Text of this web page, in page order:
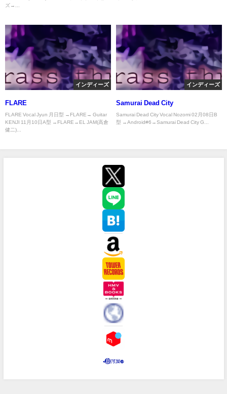
ズ→...
インディーズ
FLARE
FLARE Vocal Jyun 月日型 →FLARE→ Guitar
KENJI 11月10日A型 →FLARE→EL JAM(高倉
健二)...
インディーズ
Samurai Dead City
Samurai Dead City Vocal Nozomi 02月08日B
型 →Android#6→Samurai Dead City G...